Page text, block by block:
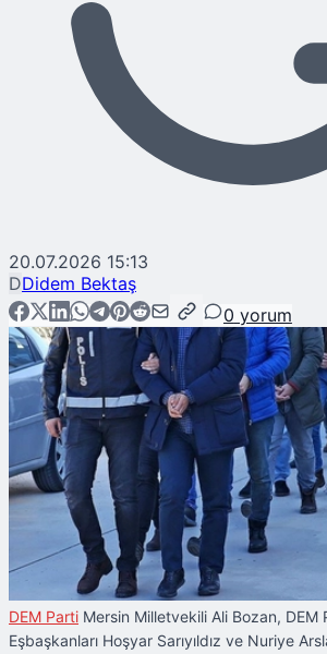
20.07.2026 15:13
DDidem Bektaş
0 yorum
DEM Parti Mersin Milletvekili Ali Bozan,
Eşbaşkanları Hoşyar Sarıyıldız ve Nuriye